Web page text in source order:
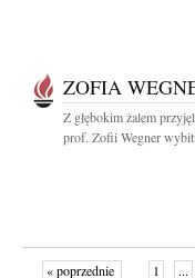
ZOFIA
Z głębokim żalem
prof. Zofii Wegner
« poprzednie 1 ...